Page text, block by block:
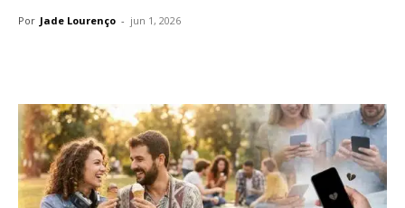
Por Jade Lourenço - jun 1, 2026